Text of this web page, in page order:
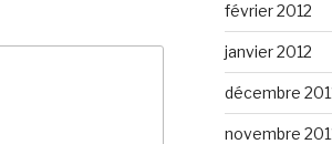
février 2012
janvier 2012
décembre
novembre